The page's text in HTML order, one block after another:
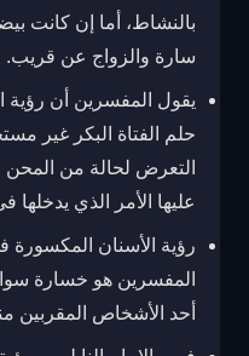
بالنشاط، أما إن كانت
سارة والزواج عن قريب.
يقول المفسرين أن رؤية
حلم الفتاة البكر غير
التعرض لحالة من المحن
عليها الأمر الذي
رؤية الأسنان المكسورة
المفسرين هو خسارة
أحد الأشخاص المقربين